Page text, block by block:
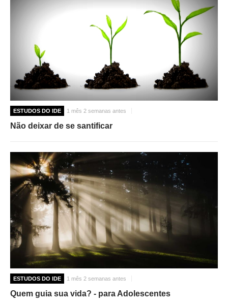
ESTUDOS DO IDE 1 mês 2 semanas antes
Não deixar de se santificar
ESTUDOS DO IDE 1 mês 2 semanas antes
Quem guia sua vida? - para Adolescentes